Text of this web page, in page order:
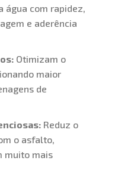
água com rapidez,
e aderência
Otimizam o
maior
de
Reduz o
o asfalto,
muito mais